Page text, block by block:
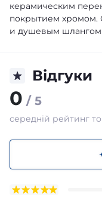
керамическим
покрытием
и душевым
Відгуки
0 / 5
середній рейтинг